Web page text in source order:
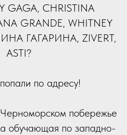
GAGA, CHRISTINA
GRANDE, WHITNEY
ГАГАРИНА, ZIVERT,
ASTI?
по адресу!
побережье
обучающая по западно-